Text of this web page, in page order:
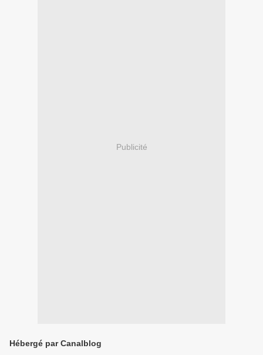
Publicité
Hébergé par Canalblog